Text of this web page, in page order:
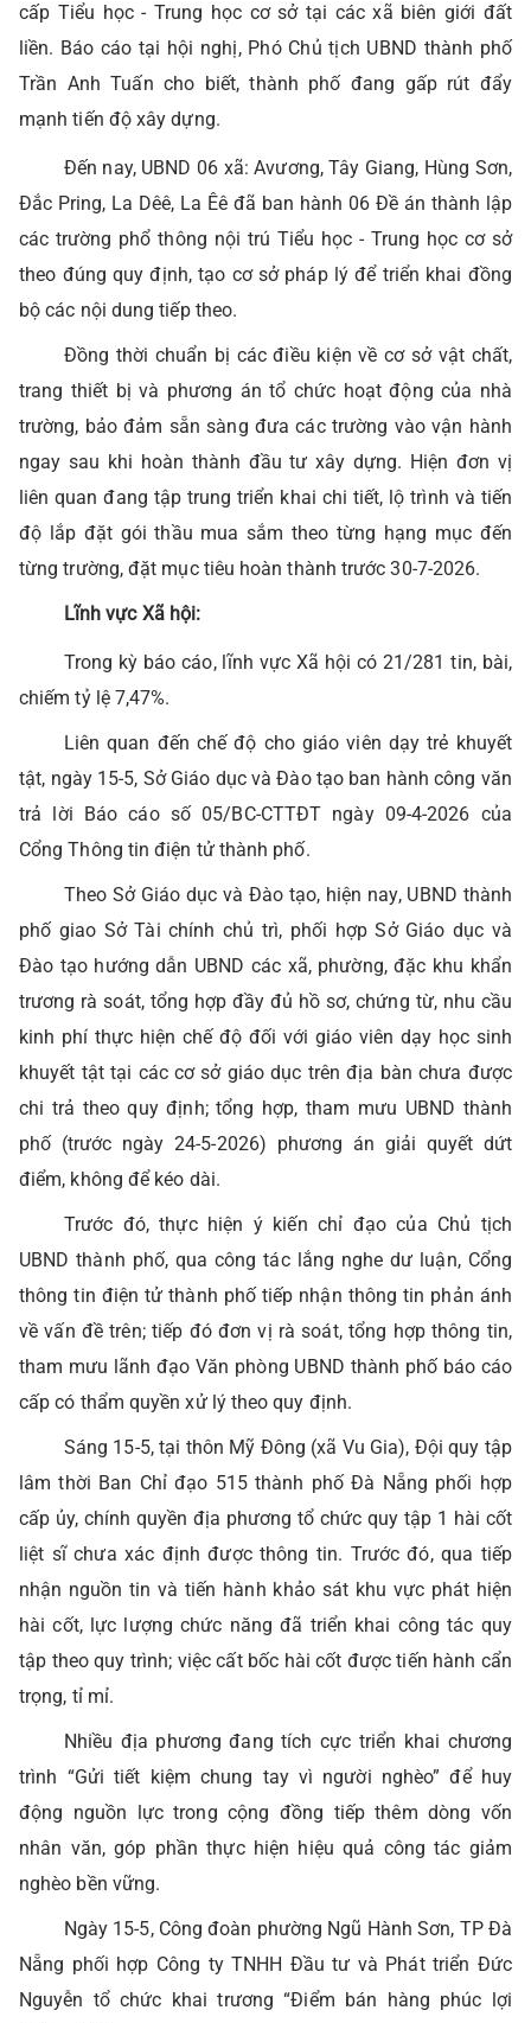
cấp Tiểu học - Trung học cơ sở tại các xã biên giới đất
liền. Báo cáo tại hội nghị, Phó Chủ tịch UBND thành phố
Trần Anh Tuấn cho biết, thành phố đang gấp rút đẩy
mạnh tiến độ xây dựng.
Đến nay, UBND 06 xã: Avương, Tây Giang, Hùng Sơn,
Đắc Pring, La Dêê, La Êê đã ban hành 06 Đề án thành lập
các trường phổ thông nội trú Tiểu học - Trung học cơ sở
theo đúng quy định, tạo cơ sở pháp lý để triển khai đồng
bộ các nội dung tiếp theo.
Đồng thời chuẩn bị các điều kiện về cơ sở vật chất,
trang thiết bị và phương án tổ chức hoạt động của nhà
trường, bảo đảm sẵn sàng đưa các trường vào vận hành
ngay sau khi hoàn thành đầu tư xây dựng. Hiện đơn vị
liên quan đang tập trung triển khai chi tiết, lộ trình và tiến
độ lắp đặt gói thầu mua sắm theo từng hạng mục đến
từng trường, đặt mục tiêu hoàn thành trước 30-7-2026.
Lĩnh vực Xã hội:
Trong kỳ báo cáo, lĩnh vực Xã hội có 21/281 tin, bài,
chiếm tỷ lệ 7,47%.
Liên quan đến chế độ cho giáo viên dạy trẻ khuyết
tật, ngày 15-5, Sở Giáo dục và Đào tạo ban hành công văn
trả lời Báo cáo số 05/BC-CTTĐT ngày 09-4-2026 của
Cổng Thông tin điện tử thành phố.
Theo Sở Giáo dục và Đào tạo, hiện nay, UBND thành
phố giao Sở Tài chính chủ trì, phối hợp Sở Giáo dục và
Đào tạo hướng dẫn UBND các xã, phường, đặc khu khẩn
trương rà soát, tổng hợp đầy đủ hồ sơ, chứng từ, nhu cầu
kinh phí thực hiện chế độ đối với giáo viên dạy học sinh
khuyết tật tại các cơ sở giáo dục trên địa bàn chưa được
chi trả theo quy định; tổng hợp, tham mưu UBND thành
phố (trước ngày 24-5-2026) phương án giải quyết dứt
điểm, không để kéo dài.
Trước đó, thực hiện ý kiến chỉ đạo của Chủ tịch
UBND thành phố, qua công tác lắng nghe dư luận, Cổng
thông tin điện tử thành phố tiếp nhận thông tin phản ánh
về vấn đề trên; tiếp đó đơn vị rà soát, tổng hợp thông tin,
tham mưu lãnh đạo Văn phòng UBND thành phố báo cáo
cấp có thẩm quyền xử lý theo quy định.
Sáng 15-5, tại thôn Mỹ Đông (xã Vu Gia), Đội quy tập
lâm thời Ban Chỉ đạo 515 thành phố Đà Nẵng phối hợp
cấp ủy, chính quyền địa phương tổ chức quy tập 1 hài cốt
liệt sĩ chưa xác định được thông tin. Trước đó, qua tiếp
nhận nguồn tin và tiến hành khảo sát khu vực phát hiện
hài cốt, lực lượng chức năng đã triển khai công tác quy
tập theo quy trình; việc cất bốc hài cốt được tiến hành cẩn
trọng, tỉ mỉ.
Nhiều địa phương đang tích cực triển khai chương
trình “Gửi tiết kiệm chung tay vì người nghèo” để huy
động nguồn lực trong cộng đồng tiếp thêm dòng vốn
nhân văn, góp phần thực hiện hiệu quả công tác giảm
nghèo bền vững.
Ngày 15-5, Công đoàn phường Ngũ Hành Sơn, TP Đà
Nẵng phối hợp Công ty TNHH Đầu tư và Phát triển Đức
Nguyễn tổ chức khai trương “Điểm bán hàng phúc lợi